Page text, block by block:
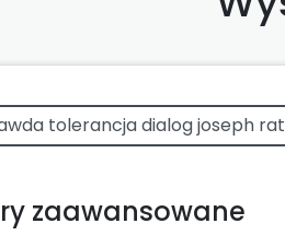
zaawansowane